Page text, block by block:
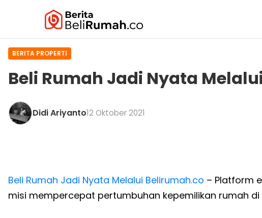
BERITA PROPERTI
Beli Rumah Jadi Nyata
Didi Ariyanto12 Oktober 2021
Beli Rumah Jadi Nyata Melalui Belirumah.co – Platform
misi mempercepat pertumbuhan kepemilikan rumah